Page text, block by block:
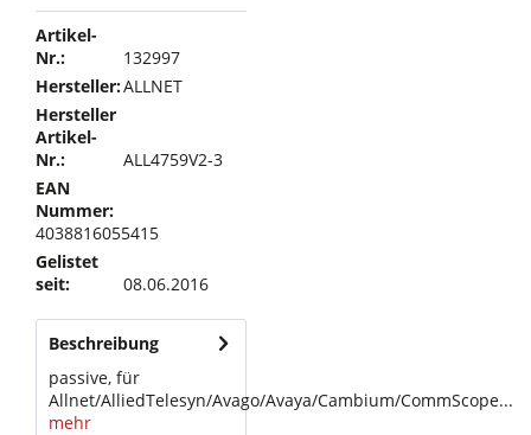
Artikel-
Nr.:
132997
Hersteller:ALLNET
Hersteller
Artikel-
Nr.:
ALL4759V2-3
EAN
Nummer:
4038816055415
Gelistet
seit:
08.06.2016
Beschreibung
passive, für
Allnet/AlliedTelesyn/Avago/Avaya/Cambium/CommScope...
mehr